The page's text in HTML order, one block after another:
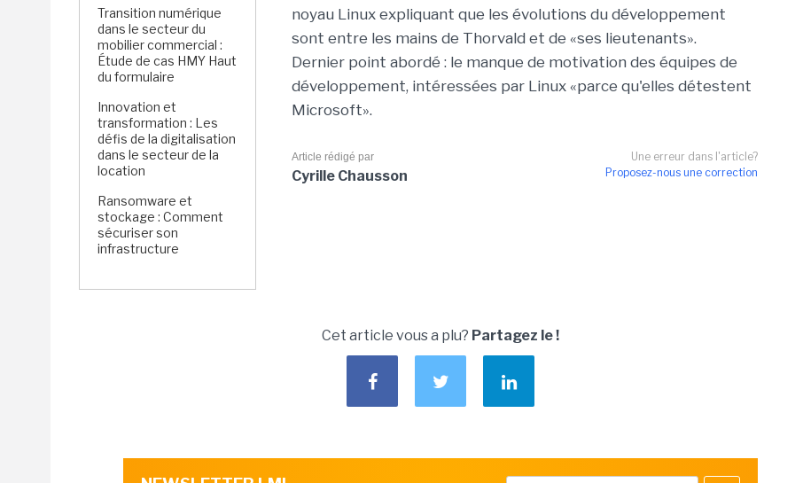
Transition numérique
dans le secteur du
mobilier commercial :
Étude de cas HMY Haut
du formulaire
Innovation et
transformation : Les
défis de la digitalisation
dans le secteur de la
location
Ransomware et
stockage : Comment
sécuriser son
infrastructure
noyau Linux expliquant que les évolutions du développement
sont entre les mains de Thorvald et de «ses lieutenants».
Dernier point abordé : le manque de motivation des équipes de
développement, intéressées par Linux «parce qu'elles détestent
Microsoft».
Une erreur dans l'article?
Proposez-nous une correction
Article rédigé par
Cyrille Chausson
Cet article vous a plu? Partagez le !